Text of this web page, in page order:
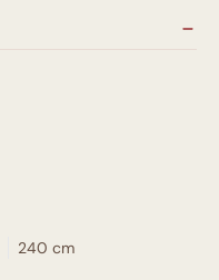
240 cm